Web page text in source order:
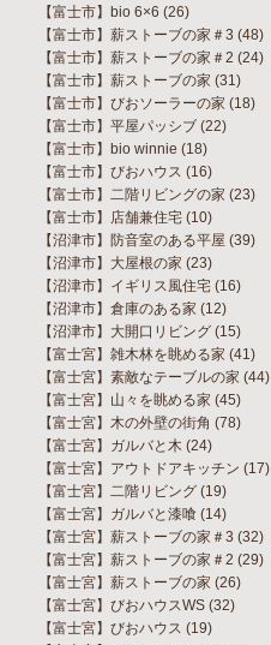
【富士市】bio 6×6 (26)
【富士市】薪ストーブの家＃3 (48)
【富士市】薪ストーブの家＃2 (24)
【富士市】薪ストーブの家 (31)
【富士市】びおソーラーの家 (18)
【富士市】平屋パッシブ (22)
【富士市】bio winnie (18)
【富士市】びおハウス (16)
【富士市】二階リビングの家 (23)
【富士市】店舗兼住宅 (10)
【沼津市】防音室のある平屋 (39)
【沼津市】大屋根の家 (23)
【沼津市】イギリス風住宅 (16)
【沼津市】倉庫のある家 (12)
【沼津市】大開口リビング (15)
【富士宮】雑木林を眺める家 (41)
【富士宮】素敵なテーブルの家 (44)
【富士宮】山々を眺める家 (45)
【富士宮】木の外壁の街角 (78)
【富士宮】ガルバと木 (24)
【富士宮】アウトドアキッチン (17)
【富士宮】二階リビング (19)
【富士宮】ガルバと漆喰 (14)
【富士宮】薪ストーブの家＃3 (32)
【富士宮】薪ストーブの家＃2 (29)
【富士宮】薪ストーブの家 (26)
【富士宮】びおハウスWS (32)
【富士宮】びおハウス (19)